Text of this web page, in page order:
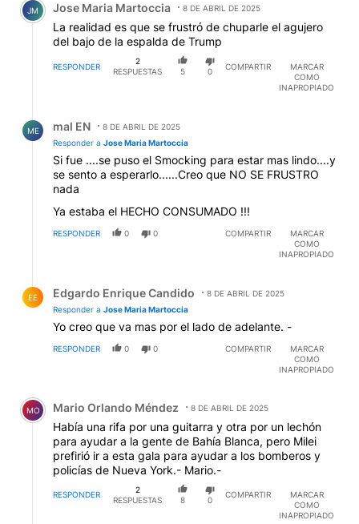
JM Jose Maria Martoccia 8 DE ABRIL DE 2025
La realidad es que se frustró de chuparle el agujero
del bajo de la espalda de Trump
RESPONDER
2
RESPUESTAS
5 0
COMPARTIR
MARCAR
COMO
INAPROPIADO
ME mal EN
8 DE ABRIL DE 2025
Responder a Jose Maria Martoccia
Si fue ....se puso el Smocking para estar mas lindo....y
se sento a esperarlo......Creo que NO SE FRUSTRO
nada
Ya estaba el HECHO CONSUMADO !!!
RESPONDER 0 0 COMPARTIR
MARCAR
COMO
INAPROPIADO
EE Edgardo Enrique Candido
8 DE ABRIL DE 2025
Responder a Jose Maria Martoccia
Yo creo que va mas por el lado de adelante. -
RESPONDER 0 0 COMPARTIR
MARCAR
COMO
INAPROPIADO
Comentario de Mario Orlando Méndez.
MO Mario Orlando Méndez 8 DE ABRIL DE 2025
Había una rifa por una guitarra y otra por un lechón
para ayudar a la gente de Bahía Blanca, pero Milei
prefirió ir a esta gala para ayudar a los bomberos y
policías de Nueva York.- Mario.-
RESPONDER
2
RESPUESTAS
8 0
COMPARTIR
MARCAR
COMO
INAPROPIADO